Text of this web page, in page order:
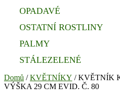
OPADAVÉ
OSTATNÍ ROSTLINY
PALMY
STÁLEZELENÉ
Domů /KVĚTNÍKY / KVĚTNÍK
VÝŠKA 29 CM EVID. Č. 80